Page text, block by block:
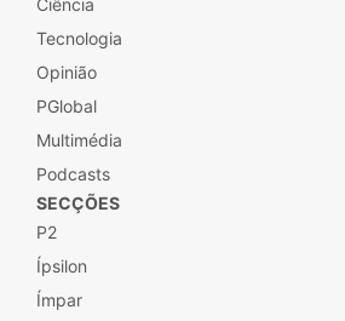
Tecnologia
Opinião
PGlobal
Multimédia
Podcasts
SECÇÕES
P2
Ípsilon
Ímpar